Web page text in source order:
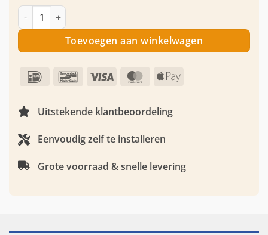
Buxus wild kunsthaag 50x50cm aantal
Toevoegen aan winkelwagen
IDeal Bancontact
Visa MasterCard
Apple
Uitstekende klantbeoordeling
Eenvoudig zelf te installeren
Grote voorraad & snelle levering